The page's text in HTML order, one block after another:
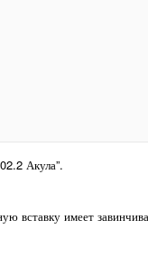
Акула”.
имеет